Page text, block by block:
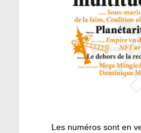
Les numéros sont en